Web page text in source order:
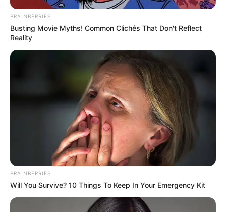
BRAINBERRIES
Busting Movie Myths! Common Clichés That Don't Reflect
Reality
BRAINBERRIES
Will You Survive? 10 Things To Keep In Your Emergency Kit